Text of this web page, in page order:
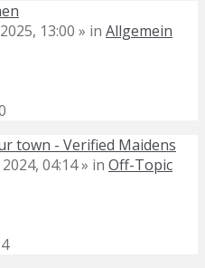
13:00 » in Allgemein
town - Verified Maidens
04:14 » in Off-Topic